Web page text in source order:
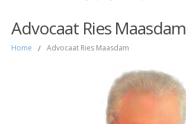
Advocaat Ries Maasdam
Home / Advocaat Ries Maasdam